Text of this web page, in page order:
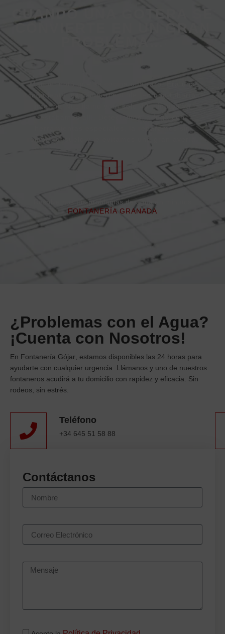
CUANDO UNA GOTERA SE
CONVIERTE EN UN GRAN
PROBLEMA…
Manuel notó que su cocina olía raro. Era una
fuga lenta, casi imperceptible, en una tubería
interior. Nos llamó y en solo 40 minutos ya
estábamos allí. Detectamos la fuga con
herramientas especiales, la reparamos sin
romper el suelo y le evitamos una gran avería.
Resolvemos tus problemas de agua en minutos
FONTANERÍA GRANADA
¿Problemas con el Agua?
¡Cuenta con Nosotros!
En Fontanería Gójar , estamos disponibles las 24 horas para
ayudarte con cualquier urgencia. Llámanos y uno de nuestros
fontaneros acudirá a tu domicilio con rapidez y eficacia. Sin
rodeos, sin estrés.
Teléfono
+34 645 51 58 88
Contáctanos